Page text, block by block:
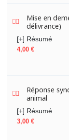
Mise en
délivrance)
[+] Résumé
Prix
4,00 €
Réponse
animal
[+] Résumé
Prix
3,00 €